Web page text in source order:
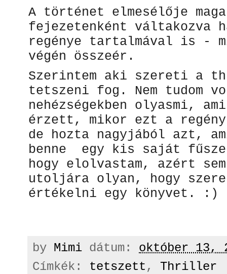
A történet elmesélője
fejezetenként váltakozva
regénye tartalmával is -
végén összeér.
Szerintem aki szereti a
tetszeni fog. Nem tudom
nehézségekben olyasmi,
érzett, mikor ezt a
de hozta nagyjából azt,
benne egy kis saját
hogy elolvastam, azért
utoljára olyan, hogy
értékelni egy könyvet. :)
by Mimi dátum: október 13,
Címkék: tetszett , Thriller